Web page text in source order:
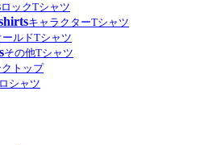
ロックTシャツ
キャラクターTシャツ
ールドTシャツ
その他Tシャツ
クトップ
シャツ